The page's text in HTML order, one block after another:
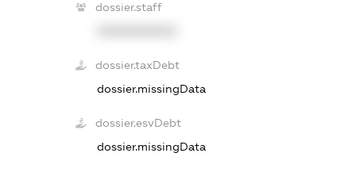
dossier.staff
dossier.taxDebt
dossier.missingData
dossier.esvDebt
dossier.missingData